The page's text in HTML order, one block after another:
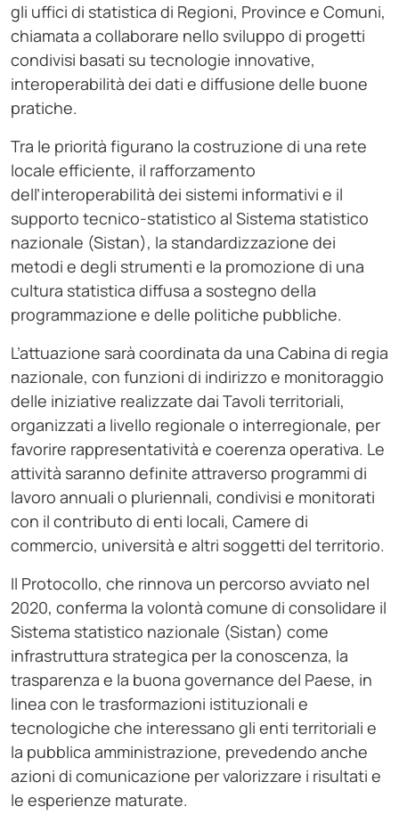
gli uffici di statistica di Regioni, Province e Comuni,
chiamata a collaborare nello sviluppo di progetti
condivisi basati su tecnologie innovative,
interoperabilità dei dati e diffusione delle buone
pratiche.
Tra le priorità figurano la costruzione di una rete
locale efficiente, il rafforzamento
dell’interoperabilità dei sistemi informativi e il
supporto tecnico-statistico al Sistema statistico
nazionale (Sistan), la standardizzazione dei
metodi e degli strumenti e la promozione di una
cultura statistica diffusa a sostegno della
programmazione e delle politiche pubbliche.
L’attuazione sarà coordinata da una Cabina di regia
nazionale, con funzioni di indirizzo e monitoraggio
delle iniziative realizzate dai Tavoli territoriali,
organizzati a livello regionale o interregionale, per
favorire rappresentatività e coerenza operativa. Le
attività saranno definite attraverso programmi di
lavoro annuali o pluriennali, condivisi e monitorati
con il contributo di enti locali, Camere di
commercio, università e altri soggetti del territorio.
Il Protocollo, che rinnova un percorso avviato nel
2020, conferma la volontà comune di consolidare il
Sistema statistico nazionale (Sistan) come
infrastruttura strategica per la conoscenza, la
trasparenza e la buona governance del Paese, in
linea con le trasformazioni istituzionali e
tecnologiche che interessano gli enti territoriali e
la pubblica amministrazione, prevedendo anche
azioni di comunicazione per valorizzare i risultati e
le esperienze maturate.